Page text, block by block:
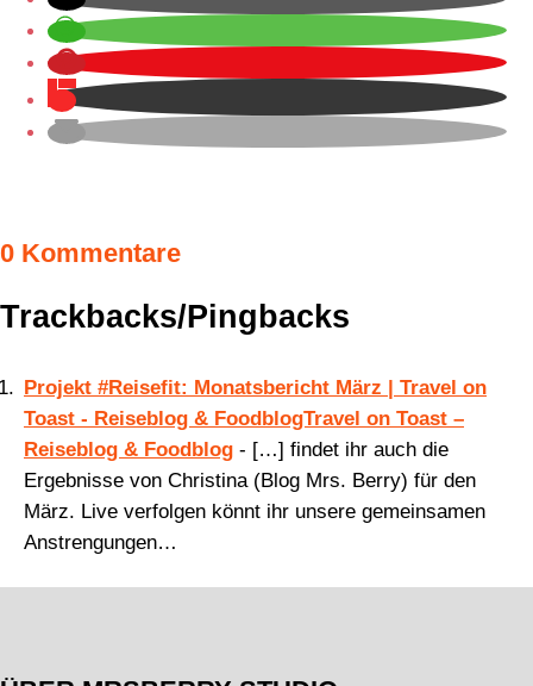
0 Kommentare
Trackbacks/Pingbacks
Projekt #Reisefit: Monatsbericht März | Travel on
Toast - Reiseblog & FoodblogTravel on Toast –
Reiseblog & Foodblog - […] findet ihr auch die
Ergebnisse von Christina (Blog Mrs. Berry) für den
März. Live verfolgen könnt ihr unsere gemeinsamen
Anstrengungen…